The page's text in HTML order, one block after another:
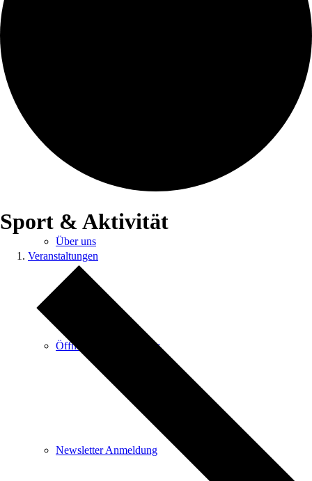
Über uns
Öffnungszeiten & mehr
Newsletter Anmeldung
Sport & Aktivität
Veranstaltungen